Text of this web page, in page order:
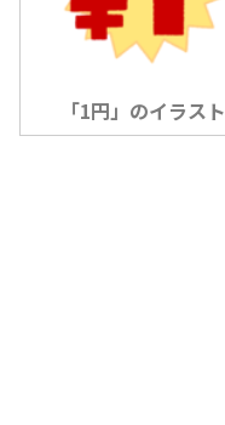
「1円」のイラスト